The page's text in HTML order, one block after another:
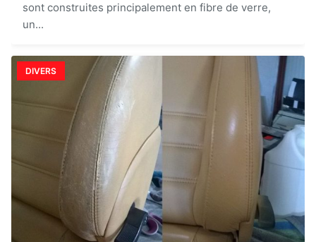
sont construites principalement en fibre de verre,
un...
DIVERS